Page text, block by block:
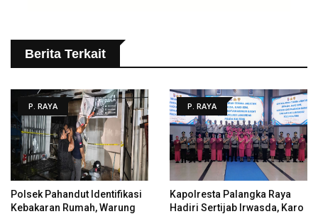
Berita Terkait
P. RAYA
Polsek Pahandut Identifikasi
Kebakaran Rumah, Warung
P. RAYA
Kapolresta Palangka Raya
Hadiri Sertijab Irwasda, Karo